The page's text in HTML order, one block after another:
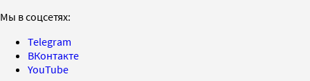
Мы в соцсетях:
Telegram
ВКонтакте
YouTube